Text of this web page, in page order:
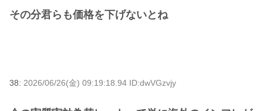
その分君らも価格を下げないとね
38: 2026/06/26(金) 09:19:18.94 ID:dwVGzvjy